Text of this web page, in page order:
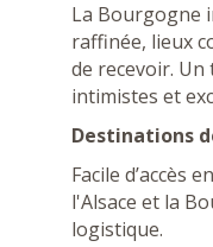
La Bourgogne
raffinée, lieux
de recevoir.
intimistes et
Destinations
Facile d’accès
l'Alsace et la
logistique.